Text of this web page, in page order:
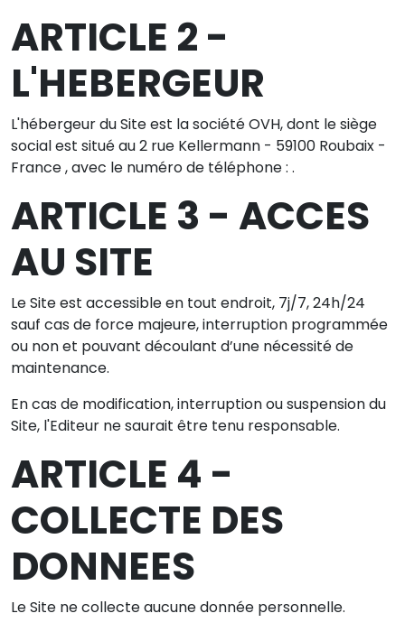
ARTICLE 2 -
L'HEBERGEUR
L'hébergeur du Site est la société OVH, dont le siège
social est situé au 2 rue Kellermann - 59100 Roubaix -
France , avec le numéro de téléphone : .
ARTICLE 3 - ACCES
AU SITE
Le Site est accessible en tout endroit, 7j/7, 24h/24
sauf cas de force majeure, interruption programmée
ou non et pouvant découlant d’une nécessité de
maintenance.
En cas de modification, interruption ou suspension du
Site, l'Editeur ne saurait être tenu responsable.
ARTICLE 4 -
COLLECTE DES
DONNEES
Le Site ne collecte aucune donnée personnelle.